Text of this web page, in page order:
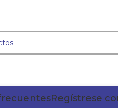
Regístrese